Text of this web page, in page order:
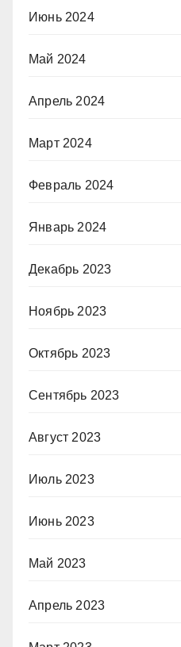
Июнь 2024
Май 2024
Апрель 2024
Март 2024
Февраль 2024
Январь 2024
Декабрь 2023
Ноябрь 2023
Октябрь 2023
Сентябрь 2023
Август 2023
Июль 2023
Июнь 2023
Май 2023
Апрель 2023